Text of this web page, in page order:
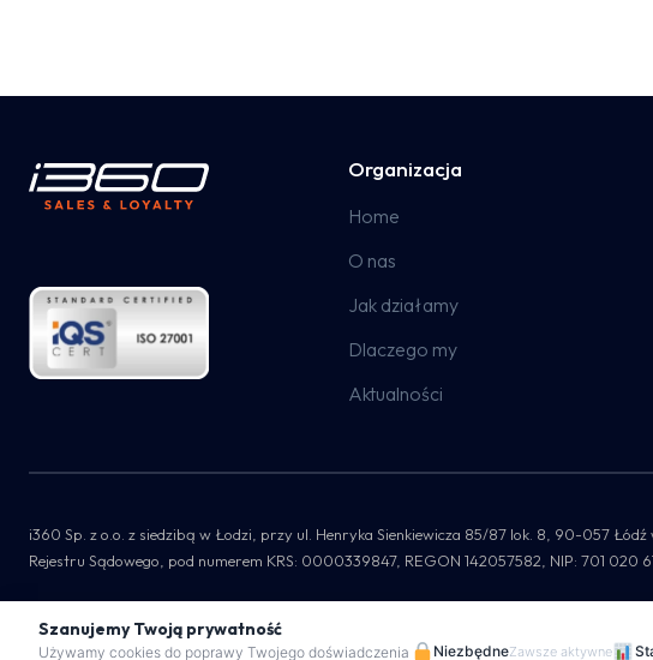
Organizacja
Home
O nas
Jak działamy
Dlaczego my
Aktualności
i360 Sp. z o.o. z siedzibą w Łodzi, przy ul. Henryka Sienkiewicza 85/87 lok. 8, 90-057
Rejestru Sądowego, pod numerem KRS: 0000339847, REGON 142057582, NIP: 701 020
Szanujemy Twoją prywatność
Używamy cookies do poprawy Twojego doświadczenia NiezbędneZawsze aktywne